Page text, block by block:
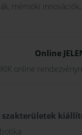
mérnöki
Online
online
szakterületek